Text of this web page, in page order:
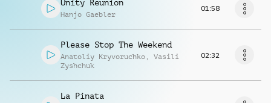
Unity Reunion
Hanjo Gaebler
01:58
Please Stop The Weekend
Anatoliy Kryvoruchko , Vasili
Zyshchuk
02:32
La Pinata